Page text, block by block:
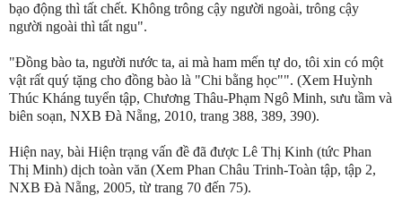
bạo động thì tất chết. Không trông cậy người ngoài, trông cậy
người ngoài thì tất ngu".
"Đồng bào ta, người nước ta, ai mà ham mến tự do, tôi xin có một
vật rất quý tặng cho đồng bào là "Chi bằng học"". (Xem Huỳnh
Thúc Kháng tuyển tập, Chương Thâu-Phạm Ngô Minh, sưu tầm và
biên soạn, NXB Đà Nẵng, 2010, trang 388, 389, 390).
Hiện nay, bài Hiện trạng vấn đề đã được Lê Thị Kinh (tức Phan
Thị Minh) dịch toàn văn (Xem Phan Châu Trinh-Toàn tập, tập 2,
NXB Đà Nẵng, 2005, từ trang 70 đến 75).